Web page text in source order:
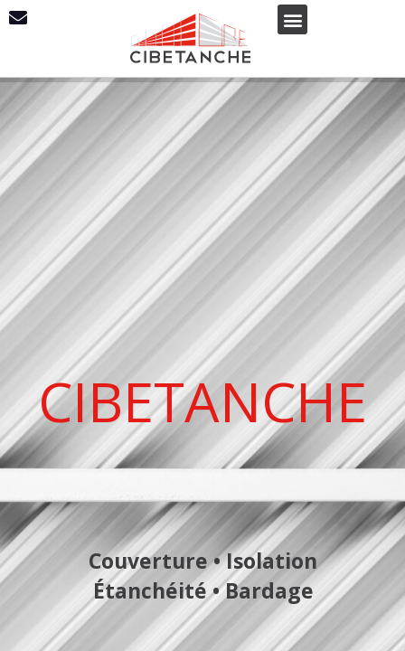
CIBETANCHE
Couverture • Isolation
Étanchéité • Bardage